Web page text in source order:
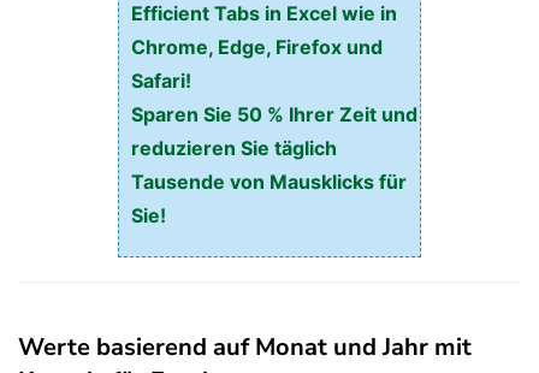
Efficient Tabs in Excel wie in
Chrome, Edge, Firefox und
Safari!
Sparen Sie 50 % Ihrer Zeit und
reduzieren Sie täglich
Tausende von Mausklicks für
Sie!
Werte basierend auf Monat und Jahr mit